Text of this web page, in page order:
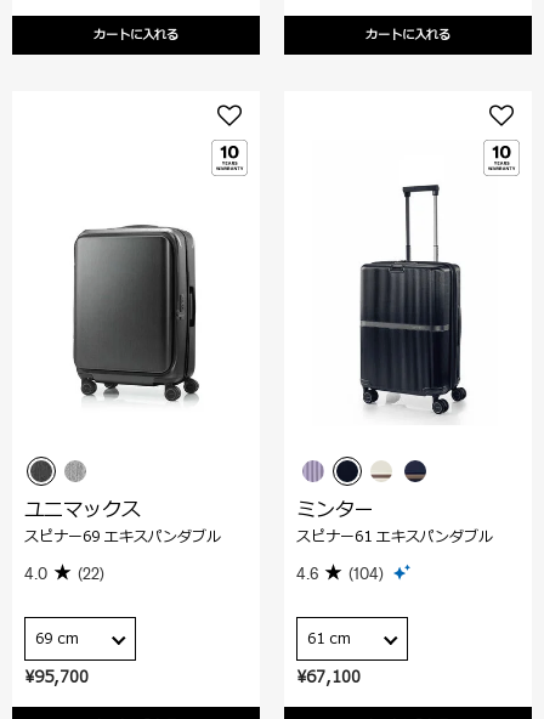
カートに入れる カートに入れる
¥95,700
ユニマックス
スピナー69 エキスパンダブル
4.0 (22)
69 cm
¥67,100
ミンター
スピナー61 エキスパンダブル
4.6 (104)
61 cm